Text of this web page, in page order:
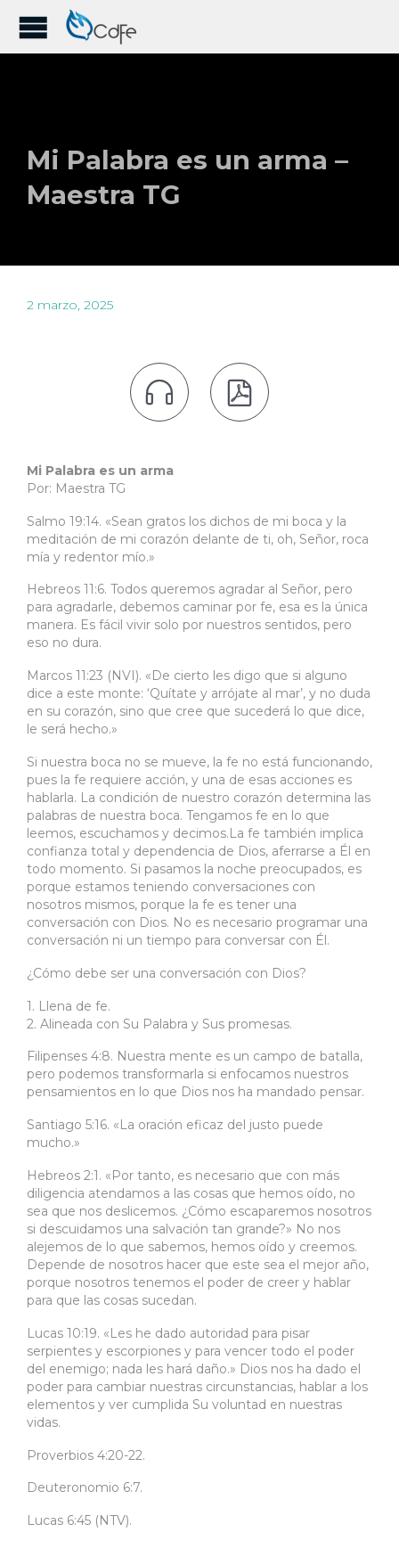
Mi Palabra es un arma –
Maestra TG
2 marzo, 2025
 
Mi Palabra es un arma
Por: Maestra TG
Salmo 19:14. «Sean gratos los dichos de mi boca y la
meditación de mi corazón delante de ti, oh, Señor, roca
mía y redentor mío.»
Hebreos 11:6. Todos queremos agradar al Señor, pero
para agradarle, debemos caminar por fe, esa es la única
manera. Es fácil vivir solo por nuestros sentidos, pero
eso no dura.
Marcos 11:23 (NVI). «De cierto les digo que si alguno
dice a este monte: ‘Quítate y arrójate al mar’, y no duda
en su corazón, sino que cree que sucederá lo que dice,
le será hecho.»
Si nuestra boca no se mueve, la fe no está funcionando,
pues la fe requiere acción, y una de esas acciones es
hablarla. La condición de nuestro corazón determina las
palabras de nuestra boca. Tengamos fe en lo que
leemos, escuchamos y decimos.La fe también implica
confianza total y dependencia de Dios, aferrarse a Él en
todo momento. Si pasamos la noche preocupados, es
porque estamos teniendo conversaciones con
nosotros mismos, porque la fe es tener una
conversación con Dios. No es necesario programar una
conversación ni un tiempo para conversar con Él.
¿Cómo debe ser una conversación con Dios?
1. Llena de fe.
2. Alineada con Su Palabra y Sus promesas.
Filipenses 4:8. Nuestra mente es un campo de batalla,
pero podemos transformarla si enfocamos nuestros
pensamientos en lo que Dios nos ha mandado pensar.
Santiago 5:16. «La oración eficaz del justo puede
mucho.»
Hebreos 2:1. «Por tanto, es necesario que con más
diligencia atendamos a las cosas que hemos oído, no
sea que nos deslicemos. ¿Cómo escaparemos nosotros
si descuidamos una salvación tan grande?» No nos
alejemos de lo que sabemos, hemos oído y creemos.
Depende de nosotros hacer que este sea el mejor año,
porque nosotros tenemos el poder de creer y hablar
para que las cosas sucedan.
Lucas 10:19. «Les he dado autoridad para pisar
serpientes y escorpiones y para vencer todo el poder
del enemigo; nada les hará daño.» Dios nos ha dado el
poder para cambiar nuestras circunstancias, hablar a los
elementos y ver cumplida Su voluntad en nuestras
vidas.
Proverbios 4:20-22.
Deuteronomio 6:7.
Lucas 6:45 (NTV).